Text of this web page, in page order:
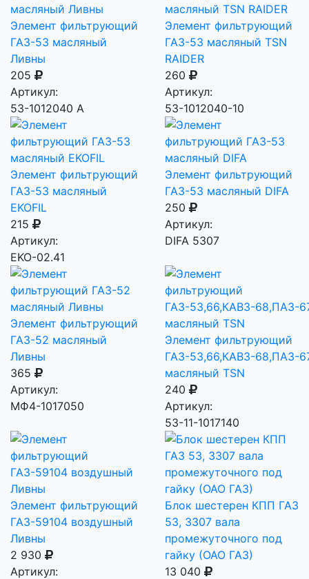
Элемент фильтрующий
ГАЗ-53 масляный
Ливны
205
Артикул:
53-1012040 А
Элемент фильтрующий
ГАЗ-53 масляный TSN
RAIDER
260
Артикул:
53-1012040-10
Элемент фильтрующий
ГАЗ-53 масляный
EKOFIL
215
Артикул:
EKO-02.41
Элемент фильтрующий
ГАЗ-53 масляный DIFA
250
Артикул:
DIFA 5307
Элемент фильтрующий
ГАЗ-52 масляный
Ливны
365
Артикул:
МФ4-1017050
Элемент фильтрующий
ГАЗ-53,66,КАВЗ-68,ПАЗ-
масляный TSN
240
Артикул:
53-11-1017140
Элемент фильтрующий
ГАЗ-59104 воздушный
Ливны
2 930
Артикул:
Блок шестерен КПП ГАЗ
53, 3307 вала
промежуточного под
гайку (ОАО ГАЗ)
13 040